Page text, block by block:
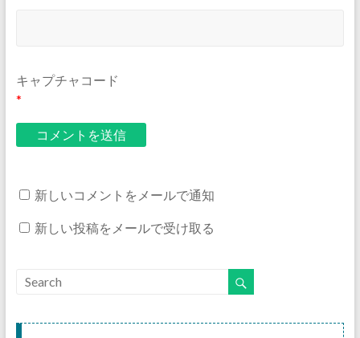
キャプチャコード
*
新しいコメントをメールで通知
新しい投稿をメールで受け取る